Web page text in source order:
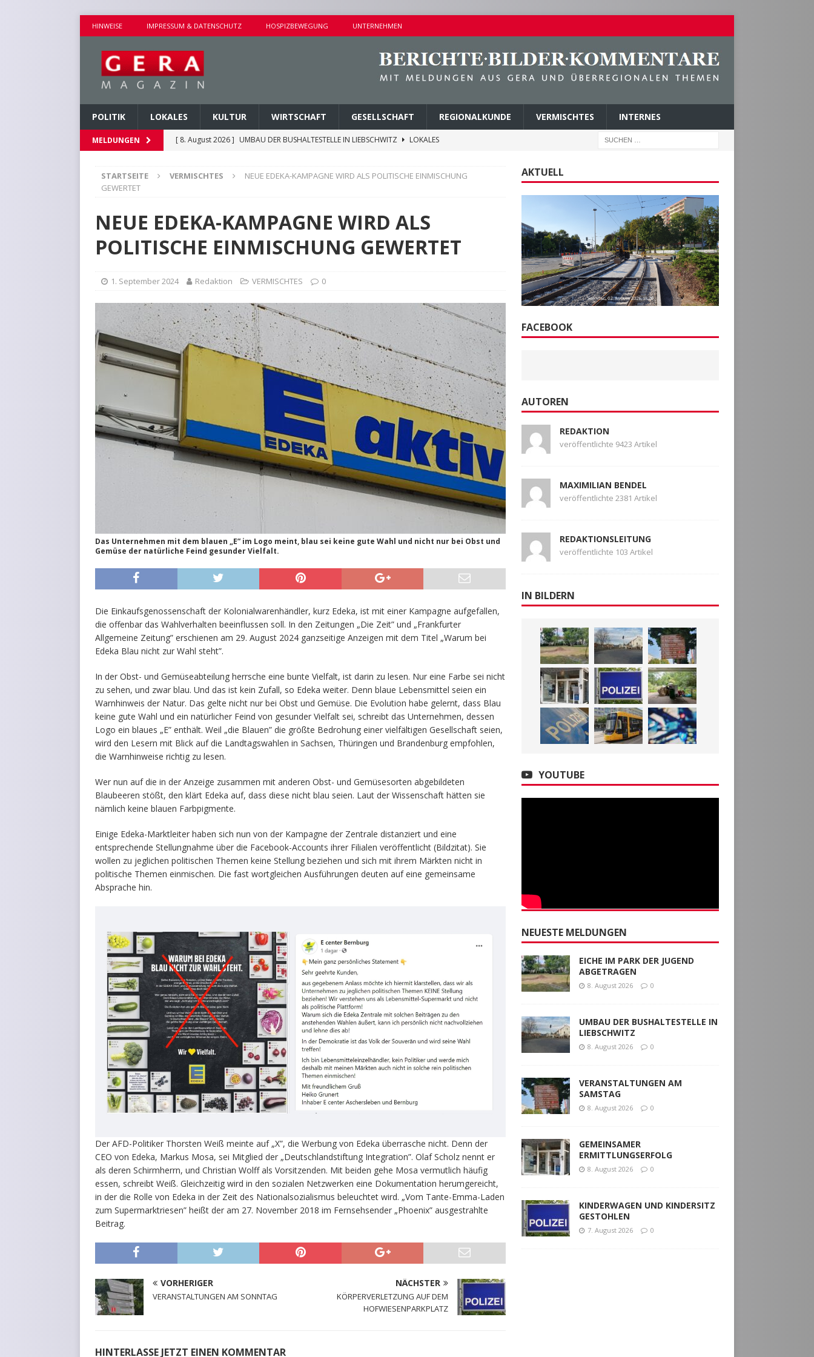
HINWEISE IMPRESSUM & DATENSCHUTZ HOSPIZBEWEGUNG UNTERNEHMEN
POLITIK LOKALES KULTUR WIRTSCHAFT GESELLSCHAFT REGIONALKUNDE VERMISCHTES INTERNES
MELDUNGEN [ 8. August 2026 ] UMBAU DER BUSHALTESTELLE IN LIEBSCHWITZ
LOKALES
[ 8. August 2026 ]
GEMEINSAMER ERMITTLUNGSERFOLG
POLIZEIBERICHTE
[ 8. August 2026 ]
EICHE IM PARK DER JUGEND ABGETRAGEN LOKALES
STARTSEITE VERMISCHTES
NEUE EDEKA-KAMPAGNE WIRD ALS POLITISCHE EINMISCHUNG
GEWERTET
NEUE EDEKA-KAMPAGNE WIRD ALS
POLITISCHE EINMISCHUNG GEWERTET
1. September 2024 Redaktion VERMISCHTES 0
Das Unternehmen mit dem blauen „E” im Logo meint, blau sei keine gute Wahl und nicht nur bei Obst und
Gemüse der natürliche Feind gesunder Vielfalt.
Die Einkaufsgenossenschaft der Kolonialwarenhändler, kurz Edeka, ist mit einer Kampagne aufgefallen,
die offenbar das Wahlverhalten beeinflussen soll. In den Zeitungen „Die Zeit” und „Frankfurter
Allgemeine Zeitung” erschienen am 29. August 2024 ganzseitige Anzeigen mit dem Titel „Warum bei
Edeka Blau nicht zur Wahl steht”.
In der Obst- und Gemüseabteilung herrsche eine bunte Vielfalt, ist darin zu lesen. Nur eine Farbe sei nicht
zu sehen, und zwar blau. Und das ist kein Zufall, so Edeka weiter. Denn blaue Lebensmittel seien ein
Warnhinweis der Natur. Das gelte nicht nur bei Obst und Gemüse. Die Evolution habe gelernt, dass Blau
keine gute Wahl und ein natürlicher Feind von gesunder Vielfalt sei, schreibt das Unternehmen, dessen
Logo ein blaues „E” enthält. Weil „die Blauen” die größte Bedrohung einer vielfältigen Gesellschaft seien,
wird den Lesern mit Blick auf die Landtagswahlen in Sachsen, Thüringen und Brandenburg empfohlen,
die Warnhinweise richtig zu lesen.
Wer nun auf die in der Anzeige zusammen mit anderen Obst- und Gemüsesorten abgebildeten
Blaubeeren stößt, den klärt Edeka auf, dass diese nicht blau seien. Laut der Wissenschaft hätten sie
nämlich keine blauen Farbpigmente.
Einige Edeka-Marktleiter haben sich nun von der Kampagne der Zentrale distanziert und eine
entsprechende Stellungnahme über die Facebook-Accounts ihrer Filialen veröffentlicht (Bildzitat). Sie
wollen zu jeglichen politischen Themen keine Stellung beziehen und sich mit ihrem Märkten nicht in
politische Themen einmischen. Die fast wortgleichen Ausführungen deuten auf eine gemeinsame
Absprache hin.
Der AFD-Politiker Thorsten Weiß meinte auf „X”, die Werbung von Edeka überrasche nicht. Denn der
CEO von Edeka, Markus Mosa, sei Mitglied der „Deutschlandstiftung Integration”. Olaf Scholz nennt er
als deren Schirmherrn, und Christian Wolff als Vorsitzenden. Mit beiden gehe Mosa vermutlich häufig
essen, schreibt Weiß. Gleichzeitig wird in den sozialen Netzwerken eine Dokumentation herumgereicht,
in der die Rolle von Edeka in der Zeit des Nationalsozialismus beleuchtet wird. „Vom Tante-Emma-Laden
zum Supermarktriesen” heißt der am 27. November 2018 im Fernsehsender „Phoenix” ausgestrahlte
Beitrag.
VORHERIGER
VERANSTALTUNGEN AM SONNTAG
NÄCHSTER
KÖRPERVERLETZUNG AUF DEM
HOFWIESENPARKPLATZ
HINTERLASSE JETZT EINEN KOMMENTAR
AKTUELL
FACEBOOK
AUTOREN
REDAKTION
veröffentlichte 9423 Artikel
MAXIMILIAN BENDEL
veröffentlichte 2381 Artikel
REDAKTIONSLEITUNG
veröffentlichte 103 Artikel
IN BILDERN
YOUTUBE
NEUESTE MELDUNGEN
EICHE IM PARK DER JUGEND
ABGETRAGEN
8. August 2026 0
UMBAU DER BUSHALTESTELLE IN
LIEBSCHWITZ
8. August 2026 0
VERANSTALTUNGEN AM
SAMSTAG
8. August 2026 0
GEMEINSAMER
ERMITTLUNGSERFOLG
8. August 2026 0
KINDERWAGEN UND KINDERSITZ
GESTOHLEN
7. August 2026 0